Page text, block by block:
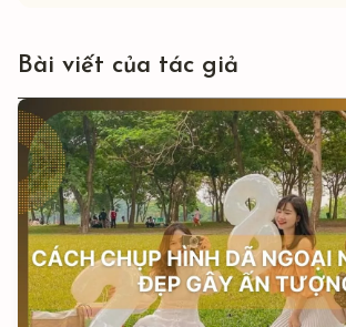
Bài viết của tác giả